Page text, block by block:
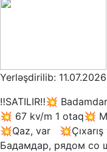
Yerləşdirilib: 11.07.2026
‼️SATILIR‼️💥
💥 67 kv/m 1 otaq💥
💥Qaz, var
Бадамдар, рядом со